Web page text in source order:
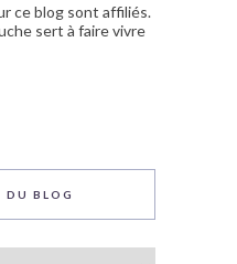
ce blog sont affiliés.
sert à faire vivre
DU BLOG